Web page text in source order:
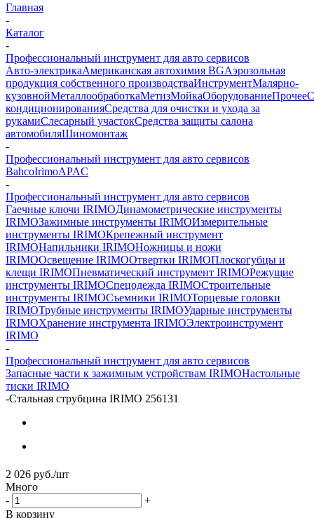
Главная
-
Каталог
-
Профессиональный инструмент для авто сервисов
Авто-электрикаАмериканская автохимия BGАэрозольная
продукция собственного производстваИнструментМалярно-
кузовнойМеталлообработкаМетизМойкаОборудованиеПрочее
кондиционированияСредства для очистки и ухода за
рукамиСлесарный участокСредства защиты салона
автомобиляШиномонтаж
-
Профессиональный инструмент для авто сервисов
BahcoIrimoAPAC
-
Профессиональный инструмент для авто сервисов
Гаечные ключи IRIMOДинамометрические инструменты
IRIMOЗажимные инструменты IRIMOИзмерительные
инструменты IRIMOКрепежный инструмент
IRIMOНапильники IRIMOНожницы и ножи
IRIMOОсвещение IRIMOОтвертки IRIMOПлоскогубцы и
клещи IRIMOПневматический инструмент IRIMOРежущие
инструменты IRIMOСпецодежда IRIMOСтроительные
инструменты IRIMOСъемники IRIMOТорцевые головки
IRIMOТрубные инструменты IRIMOУдарные инструменты
IRIMOХранение инструмента IRIMOЭлектроинструмент
IRIMO
-
Профессиональный инструмент для авто сервисов
Запасные части к зажимным устройствам IRIMOНастольные
тиски IRIMO
-Стальная струбцина IRIMO 256131
2 026 руб./шт
Много
-
+
В корзину